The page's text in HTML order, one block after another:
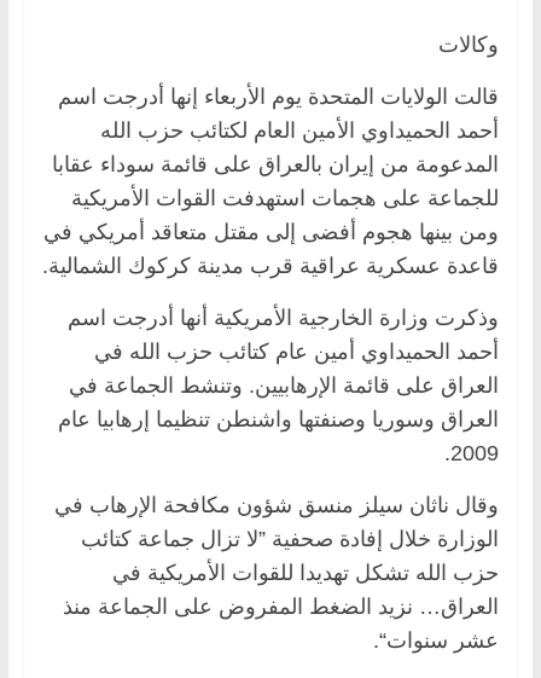
وكالات
قالت الولايات المتحدة يوم الأربعاء إنها أدرجت اسم
أحمد الحميداوي الأمين العام لكتائب حزب الله
المدعومة من إيران بالعراق على قائمة سوداء عقابا
للجماعة على هجمات استهدفت القوات الأمريكية
ومن بينها هجوم أفضى إلى مقتل متعاقد أمريكي في
قاعدة عسكرية عراقية قرب مدينة كركوك الشمالية.
وذكرت وزارة الخارجية الأمريكية أنها أدرجت اسم
أحمد الحميداوي أمين عام كتائب حزب الله في
العراق على قائمة الإرهابيين. وتنشط الجماعة في
العراق وسوريا وصنفتها واشنطن تنظيما إرهابيا عام
2009.
وقال ناثان سيلز منسق شؤون مكافحة الإرهاب في
الوزارة خلال إفادة صحفية ”لا تزال جماعة كتائب
حزب الله تشكل تهديدا للقوات الأمريكية في
العراق… نزيد الضغط المفروض على الجماعة منذ
عشر سنوات“.